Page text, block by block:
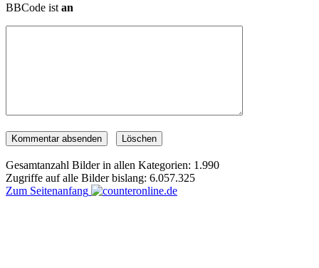
BBCode ist an
Gesamtanzahl Bilder in allen Kategorien: 1.990
Zugriffe auf alle Bilder bislang: 6.057.325
Zum Seitenanfang